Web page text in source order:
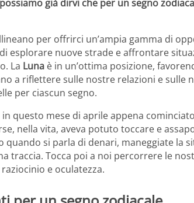
già dirvi che per un segno
per offrirci un’ampia gamma di
esplorare nuove strade e affrontare
La Luna è in un’ottima posizione,
a riflettere sulle nostre relazioni e sulle
per ciascun segno.
in questo mese di aprile appena
nella vita, aveva potuto toccare e
si parla di denari, maneggiate la
traccia. Tocca poi a noi percorrere le
e oculatezza.